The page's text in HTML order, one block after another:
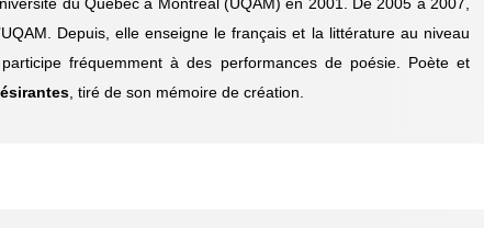
Depuis, elle enseigne le français et la littérature au niveau
fréquemment à des performances de poésie. Poète et
, tiré de son mémoire de création.